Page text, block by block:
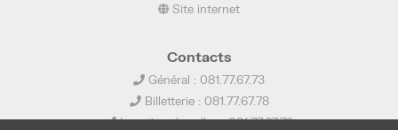
Site internet
Contacts
Général : 081.77.67.73
Billetterie : 081.77.67.78
Location de salles : 081.77.67.79